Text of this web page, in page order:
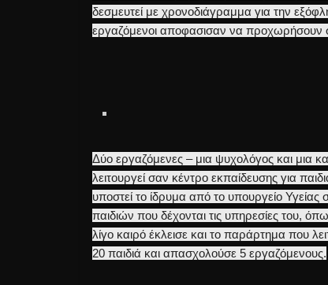
δεσμευτεί με χρονοδιάγραμμα για την
εργαζόμενοι αποφασισαν να προχωρήσουν
Δύο εργαζόμενες – μια ψυχολόγος και μια
λειτουργεί σαν κέντρο εκπαίδευσης για
υποστεί το ίδρυμα από το υπουργείο
παιδιών που δέχονται τις υπηρεσίες του,
λίγο καιρό έκλεισε και το παράρτημα που
20 παιδιά και απασχολούσε 5 εργαζόμενους.